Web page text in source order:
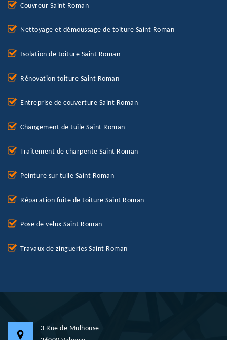
Couvreur Saint Roman
Nettoyage et démoussage de toiture Saint Roman
Isolation de toiture Saint Roman
Rénovation toiture Saint Roman
Entreprise de couverture Saint Roman
Changement de tuile Saint Roman
Traitement de charpente Saint Roman
Peinture sur tuile Saint Roman
Réparation fuite de toiture Saint Roman
Pose de velux Saint Roman
Travaux de zingueries Saint Roman
3 Rue de Mulhouse